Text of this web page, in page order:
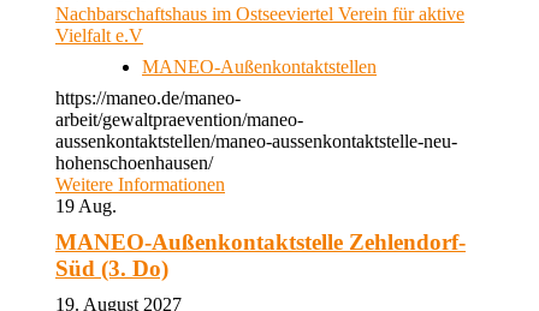
Nachbarschaftshaus im Ostseeviertel Verein für aktive
Vielfalt e.V
MANEO-Außenkontaktstellen
https://maneo.de/maneo-
arbeit/gewaltpraevention/maneo-
aussenkontaktstellen/maneo-aussenkontaktstelle-neu-
hohenschoenhausen/
Weitere Informationen
19 Aug.
MANEO-Außenkontaktstelle Zehlendorf-
Süd (3. Do)
19. August 2027